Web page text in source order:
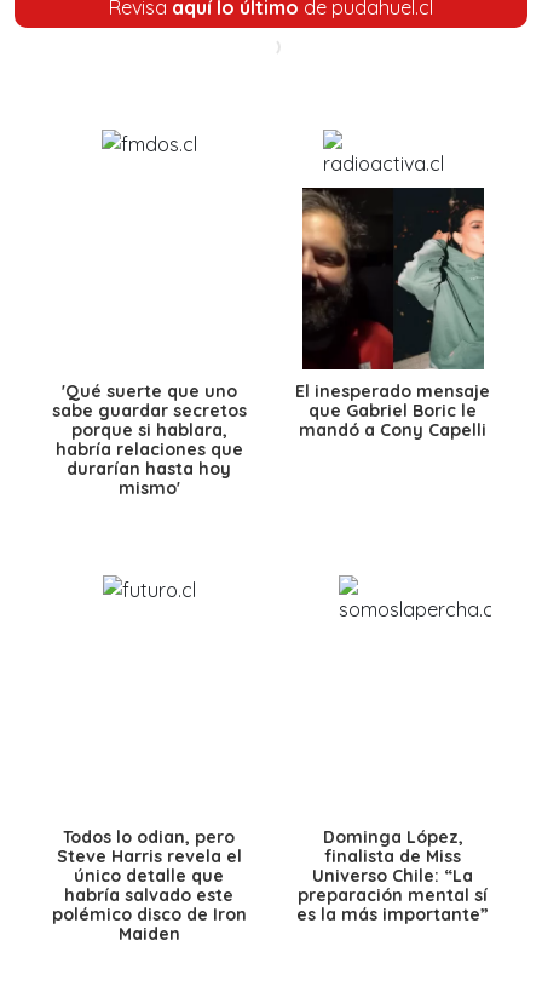
Revisa aquí lo último de pudahuel.cl
'Qué suerte que uno
sabe guardar secretos
porque si hablara,
habría relaciones que
durarían hasta hoy
mismo'
El inesperado mensaje
que Gabriel Boric le
mandó a Cony Capelli
Todos lo odian, pero
Steve Harris revela el
único detalle que
habría salvado este
polémico disco de Iron
Maiden
Dominga López,
finalista de Miss
Universo Chile: “La
preparación mental sí
es la más importante”